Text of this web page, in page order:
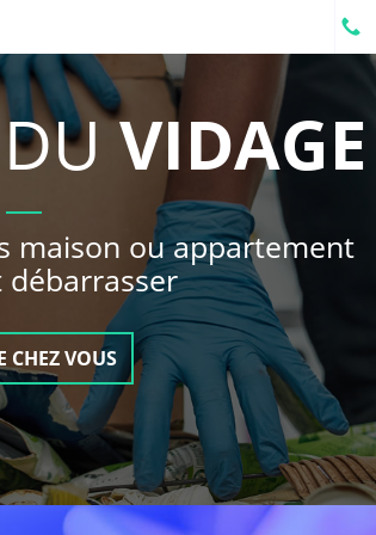
VIDAGE
maison ou appartement
CHEZ VOUS